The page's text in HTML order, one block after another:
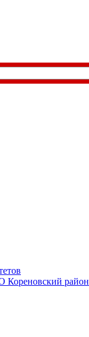
Кореновский район